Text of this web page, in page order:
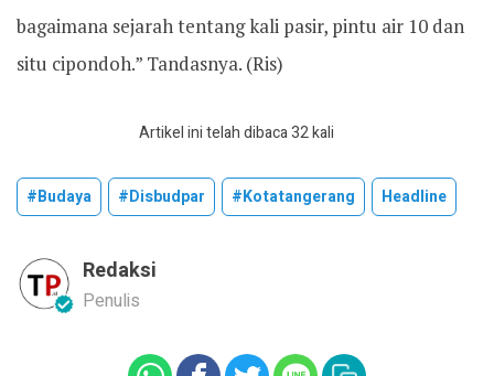
bagaimana sejarah tentang kali pasir, pintu air 10 dan
situ cipondoh.” Tandasnya. (Ris)
Artikel ini telah dibaca 32 kali
#budaya #disbudpar #kotatangerang Headline
Redaksi
Penulis